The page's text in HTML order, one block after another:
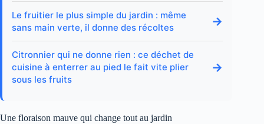
Le fruitier le plus simple du jardin : même
sans main verte, il donne des récoltes
→
Citronnier qui ne donne rien : ce déchet de
cuisine à enterrer au pied le fait vite plier
sous les fruits
→
Une floraison mauve qui change tout au jardin